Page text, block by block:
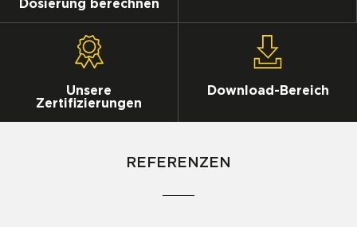
Dosierung berechnen
Unsere
Zertifizierungen
Download-Bereich
REFERENZEN